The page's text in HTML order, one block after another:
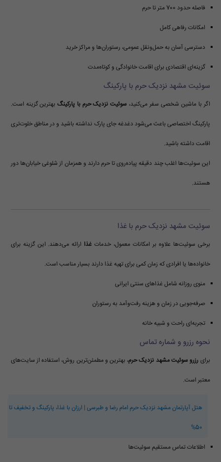
فاصله حدود 700 متر تا حرم
امکانات رفاهی کامل
دسترسی آسان به حمل‌ونقل عمومی، رستوران‌ها و مراکز خرید
گزینه‌ای اقتصادی برای اقامت خانوادگی و کوتاه‌مدت
سوئیت مشهد نزدیک حرم با پارکینگ
اگر با ماشین شخصی سفر می‌کنید، سوئیت نزدیک حرم با پارکینگ بهترین گزینه است.
پارکینگ اختصاصی باعث می‌شود دغدغه جای پارک نداشته باشید و در مناطق خلوت‌تری
اقامت داشته باشید.
این سوئیت‌ها اغلب چند دقیقه پیاده‌روی تا حرم دارند و همزمان از شلوغی خیابان‌ها دور
هستند.
سوئیت مشهد نزدیک حرم با غذا
برخی سوئیت‌ها علاوه بر امکانات معمول، خدمات غذا ارائه می‌دهند. این گزینه برای
خانواده‌ها یا افرادی که زمان کمی برای تهیه غذا دارند بسیار مناسب است.
منوی روزانه شامل غذاهای سنتی ایرانی
صرفه‌جویی در زمان و هزینه رفت‌وآمد به رستوران
تجربه‌ای راحت و شبیه خانه
نحوه رزرو و شماره تماس
برای رزرو سوئیت مشهد نزدیک حرم، بهترین و مطمئن‌ترین روش، استفاده از سایت‌های
معتبر است.
هتل آپارتمان مشهد نزدیک حرم امام رضا و طبرسی | ارزان با غذا، پارکینگ و تخفیف تا
50%
اطلاعات تماس مستقیم سوئیت‌ها